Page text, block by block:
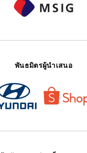
พันธมิตรผู้นำเสนอ